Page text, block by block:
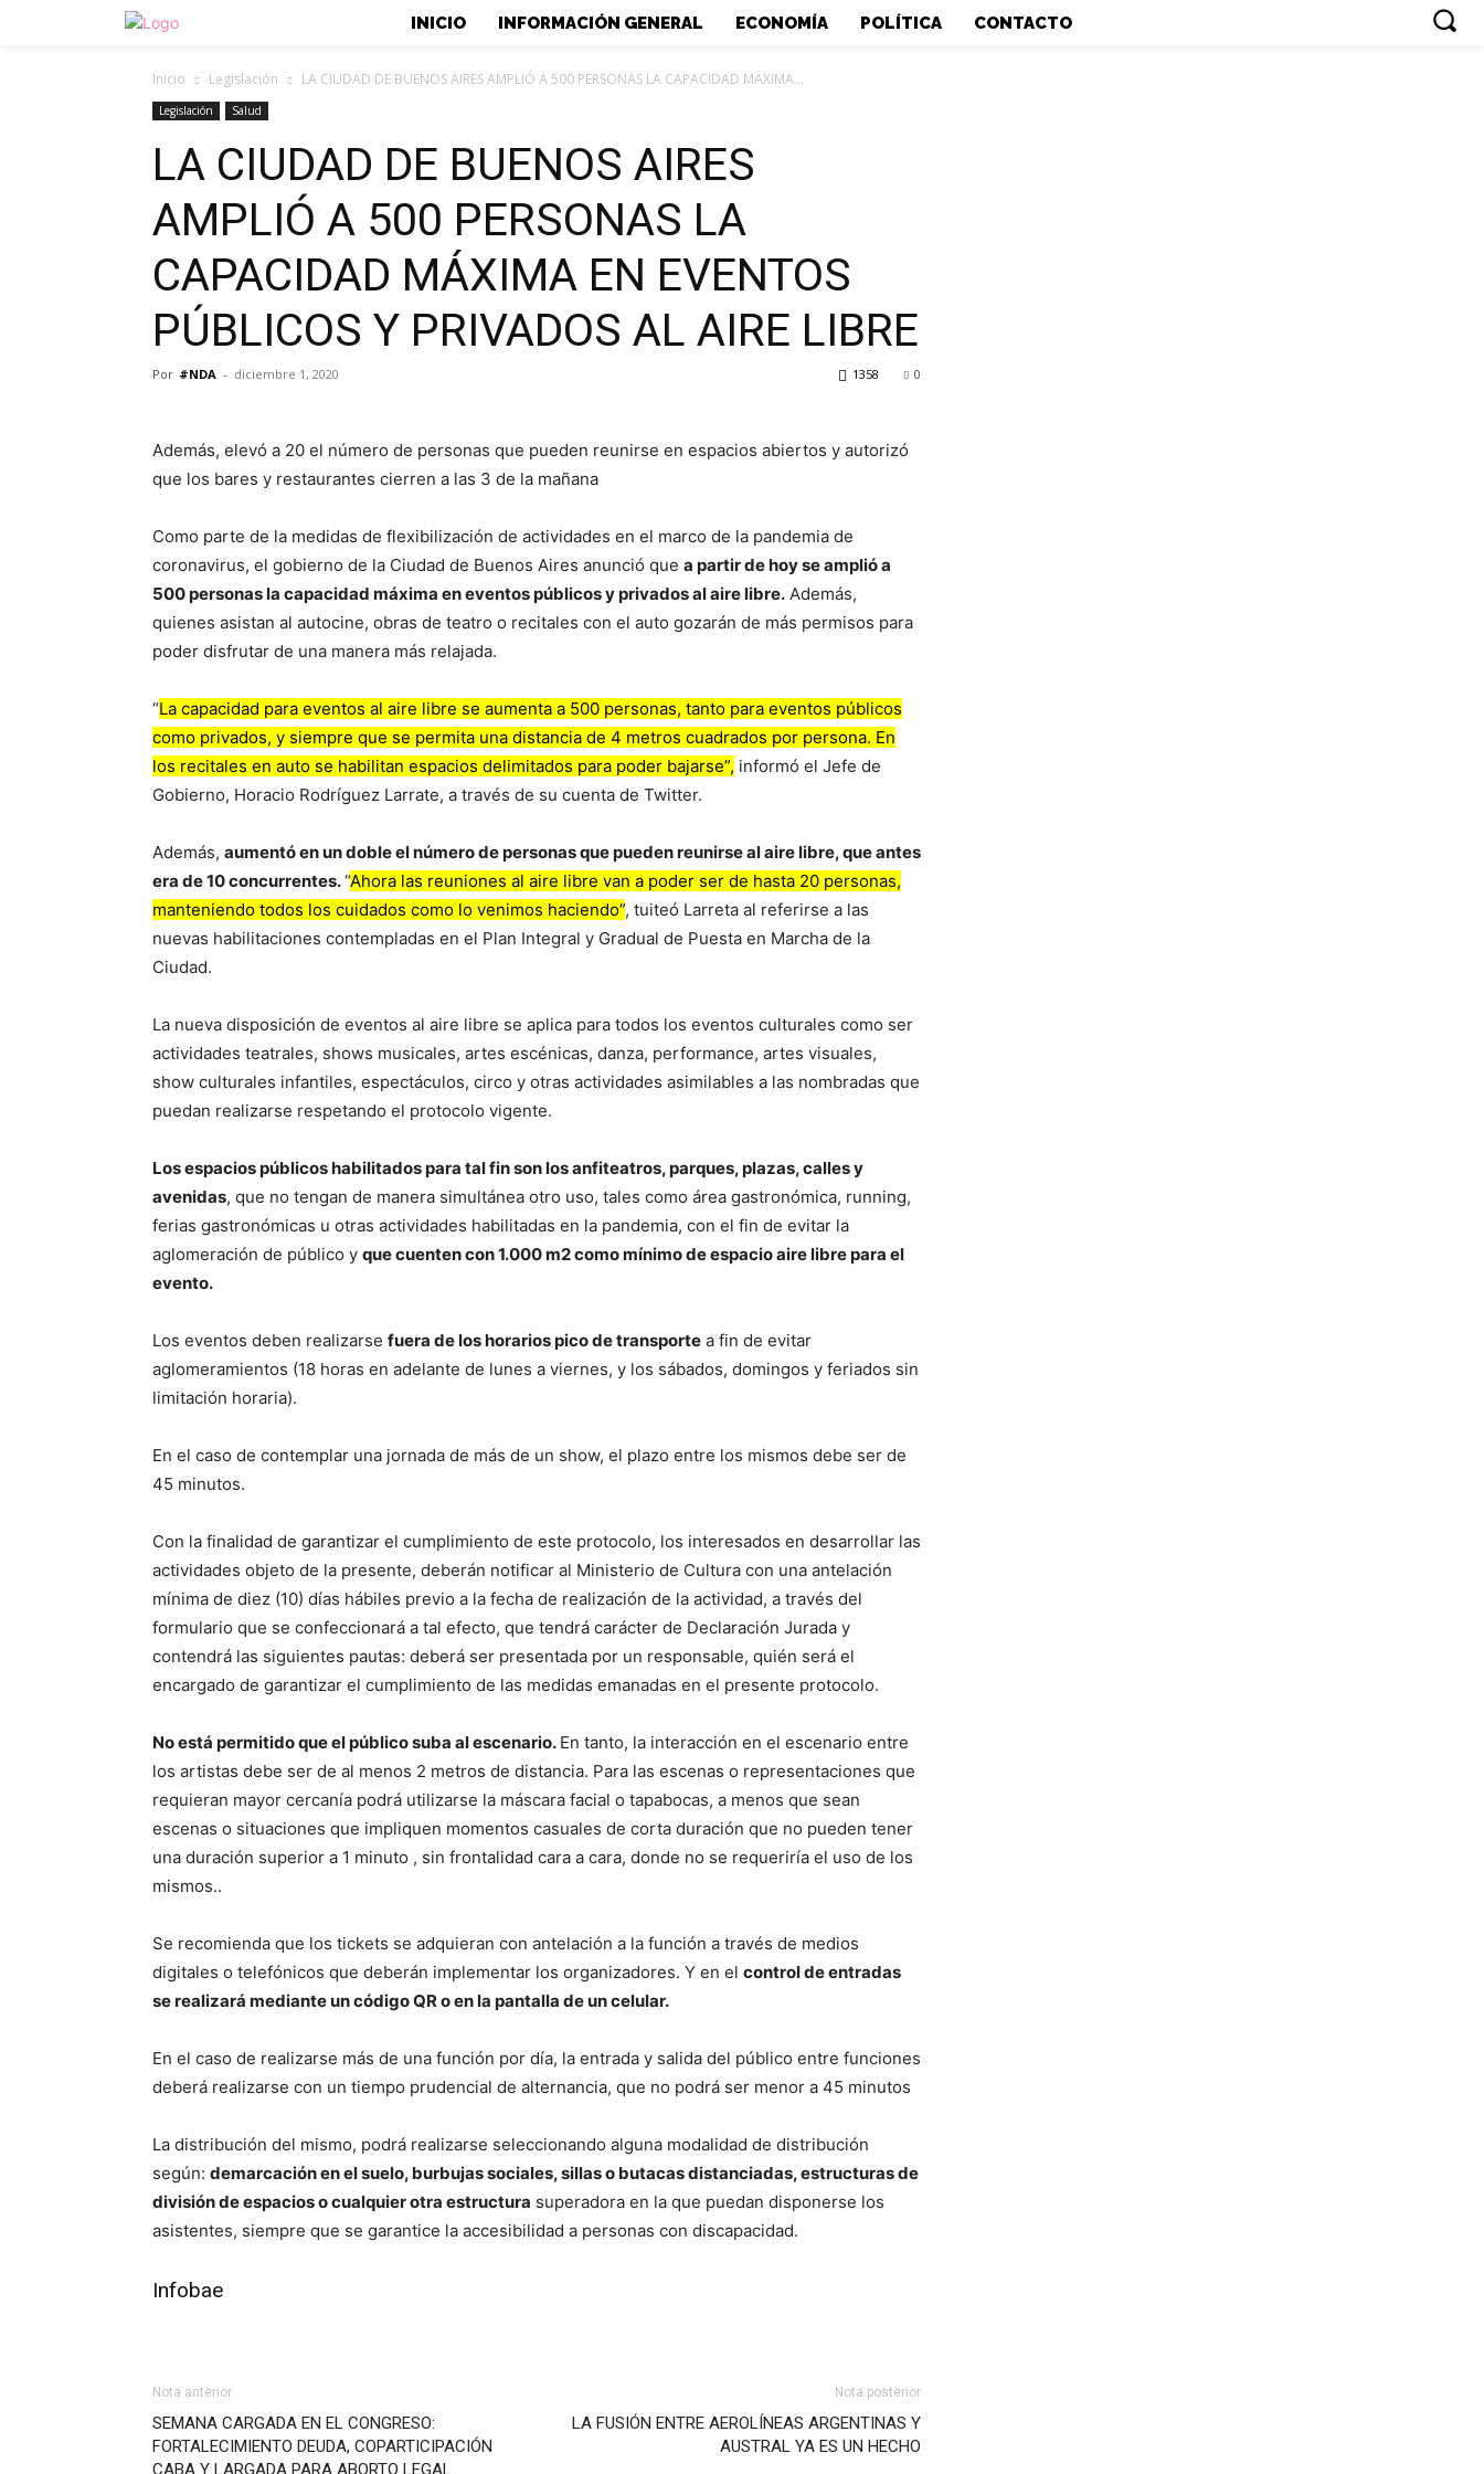
INICIO INFORMACIÓN GENERAL ECONOMÍA POLÍTICA CONTACTO
Inicio Legislación LA CIUDAD DE BUENOS AIRES AMPLIÓ A 500 PERSONAS LA CAPACIDAD MÁXIMA...
Legislación Salud
LA CIUDAD DE BUENOS AIRES
AMPLIÓ A 500 PERSONAS LA
CAPACIDAD MÁXIMA EN EVENTOS
PÚBLICOS Y PRIVADOS AL AIRE LIBRE
Por #NDA - diciembre 1, 2020 0
1358
Además, elevó a 20 el número de personas que pueden reunirse en espacios abiertos y autorizó
que los bares y restaurantes cierren a las 3 de la mañana
Como parte de la medidas de flexibilización de actividades en el marco de la pandemia de
coronavirus, el gobierno de la Ciudad de Buenos Aires anunció que a partir de hoy se amplió a
500 personas la capacidad máxima en eventos públicos y privados al aire libre. Además,
quienes asistan al autocine, obras de teatro o recitales con el auto gozarán de más permisos para
poder disfrutar de una manera más relajada.
“La capacidad para eventos al aire libre se aumenta a 500 personas, tanto para eventos públicos
como privados, y siempre que se permita una distancia de 4 metros cuadrados por persona. En
los recitales en auto se habilitan espacios delimitados para poder bajarse”, informó el Jefe de
Gobierno, Horacio Rodríguez Larrate, a través de su cuenta de Twitter.
Además, aumentó en un doble el número de personas que pueden reunirse al aire libre, que antes
era de 10 concurrentes.“Ahora las reuniones al aire libre van a poder ser de hasta 20 personas,
manteniendo todos los cuidados como lo venimos haciendo”, tuiteó Larreta al referirse a las
nuevas habilitaciones contempladas en el Plan Integral y Gradual de Puesta en Marcha de la
Ciudad.
La nueva disposición de eventos al aire libre se aplica para todos los eventos culturales como ser
actividades teatrales, shows musicales, artes escénicas, danza, performance, artes visuales,
show culturales infantiles, espectáculos, circo y otras actividades asimilables a las nombradas que
puedan realizarse respetando el protocolo vigente.
Los espacios públicos habilitados para tal fin son los anfiteatros, parques, plazas, calles y
avenidas, que no tengan de manera simultánea otro uso, tales como área gastronómica, running,
ferias gastronómicas u otras actividades habilitadas en la pandemia, con el fin de evitar la
aglomeración de público y que cuenten con 1.000 m2 como mínimo de espacio aire libre para el
evento.
Los eventos deben realizarse fuera de los horarios pico de transporte a fin de evitar
aglomeramientos (18 horas en adelante de lunes a viernes, y los sábados, domingos y feriados sin
limitación horaria).
En el caso de contemplar una jornada de más de un show, el plazo entre los mismos debe ser de
45 minutos.
Con la finalidad de garantizar el cumplimiento de este protocolo, los interesados en desarrollar las
actividades objeto de la presente, deberán notificar al Ministerio de Cultura con una antelación
mínima de diez (10) días hábiles previo a la fecha de realización de la actividad, a través del
formulario que se confeccionará a tal efecto, que tendrá carácter de Declaración Jurada y
contendrá las siguientes pautas: deberá ser presentada por un responsable, quién será el
encargado de garantizar el cumplimiento de las medidas emanadas en el presente protocolo.
No está permitido que el público suba al escenario. En tanto, la interacción en el escenario entre
los artistas debe ser de al menos 2 metros de distancia. Para las escenas o representaciones que
requieran mayor cercanía podrá utilizarse la máscara facial o tapabocas, a menos que sean
escenas o situaciones que impliquen momentos casuales de corta duración que no pueden tener
una duración superior a 1 minuto , sin frontalidad cara a cara, donde no se requeriría el uso de los
mismos..
Se recomienda que los tickets se adquieran con antelación a la función a través de medios
digitales o telefónicos que deberán implementar los organizadores. Y en el control de entradas
se realizará mediante un código QR o en la pantalla de un celular.
En el caso de realizarse más de una función por día, la entrada y salida del público entre funciones
deberá realizarse con un tiempo prudencial de alternancia, que no podrá ser menor a 45 minutos
La distribución del mismo, podrá realizarse seleccionando alguna modalidad de distribución
según: demarcación en el suelo, burbujas sociales, sillas o butacas distanciadas, estructuras de
división de espacios o cualquier otra estructura superadora en la que puedan disponerse los
asistentes, siempre que se garantice la accesibilidad a personas con discapacidad.
Infobae
Nota anterior
SEMANA CARGADA EN EL CONGRESO:
FORTALECIMIENTO DEUDA, COPARTICIPACIÓN
CABA Y LARGADA PARA ABORTO LEGAL
Nota posterior
LA FUSIÓN ENTRE AEROLÍNEAS ARGENTINAS Y
AUSTRAL YA ES UN HECHO